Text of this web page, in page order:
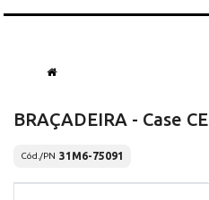
BRAÇADEIRA - Case CE
Cód./PN 31M6-75091